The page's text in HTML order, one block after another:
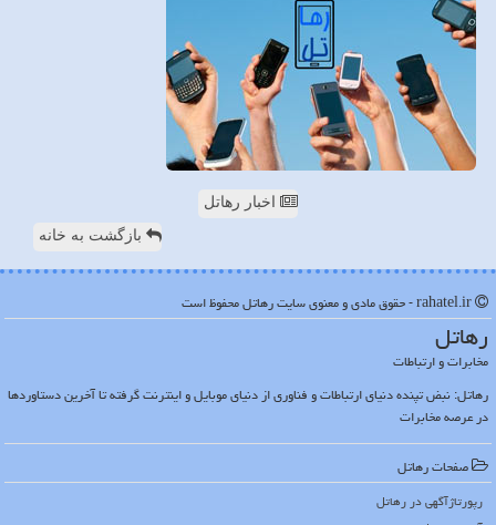
اخبار رهاتل
بازگشت به خانه
رهاتل
مخابرات و ارتباطات
رهاتل: نبض تپنده دنیای ارتباطات و فناوری از دنیای موبایل و اینترنت گرفته تا آخرین دستاوردها
در عرصه مخابرات
صفحات رهاتل
رپورتاژآگهی در رهاتل